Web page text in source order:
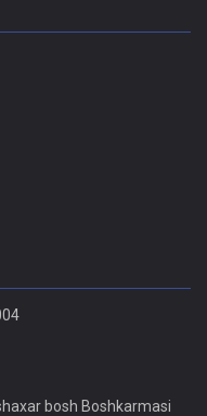
bosh Boshkarmasi